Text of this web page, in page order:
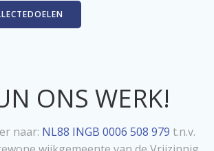
ONS WERK!
naar: NL88 INGB 0006 508 979 t.n.v.